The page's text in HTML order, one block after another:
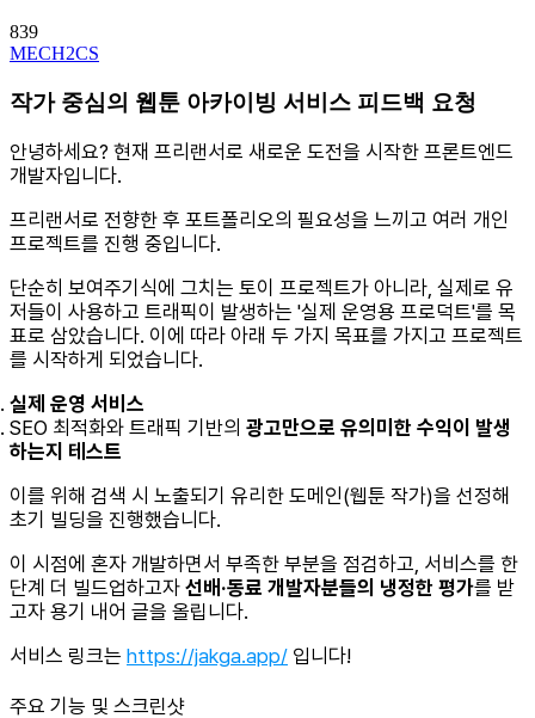
839
MECH2CS
작가 중심의 웹툰 아카이빙 서비스 피드백 요청
안녕하세요? 현재 프리랜서로 새로운 도전을 시작한 프론트엔드
개발자입니다.
프리랜서로 전향한 후 포트폴리오의 필요성을 느끼고 여러 개인
프로젝트를 진행 중입니다.
단순히 보여주기식에 그치는 토이 프로젝트가 아니라, 실제로 유
저들이 사용하고 트래픽이 발생하는 '실제 운영용 프로덕트'를 목
표로 삼았습니다. 이에 따라 아래 두 가지 목표를 가지고 프로젝트
를 시작하게 되었습니다.
실제 운영 서비스
SEO 최적화와 트래픽 기반의 광고만으로 유의미한 수익이 발생
하는지 테스트
이를 위해 검색 시 노출되기 유리한 도메인(웹툰 작가)을 선정해
초기 빌딩을 진행했습니다.
이 시점에 혼자 개발하면서 부족한 부분을 점검하고, 서비스를 한
단계 더 빌드업하고자 선배·동료 개발자분들의 냉정한 평가를 받
고자 용기 내어 글을 올립니다.
서비스 링크는 https://jakga.app/ 입니다!
주요 기능 및 스크린샷